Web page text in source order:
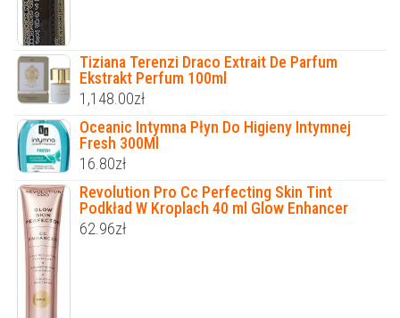
Tiziana Terenzi Draco Extrait De Parfum
Ekstrakt Perfum 100ml
1,148.00zł
Oceanic Intymna Płyn Do Higieny Intymnej
Fresh 300Ml
16.80zł
Revolution Pro Cc Perfecting Skin Tint
Podkład W Kroplach 40 ml Glow Enhancer
62.96zł